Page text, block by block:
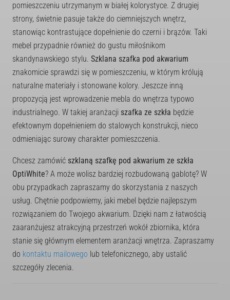
pomieszczeniu utrzymanym w białej kolorystyce. Z drugiej
strony, świetnie pasuje także do ciemniejszych wnętrz,
stanowiąc kontrastujące dopełnienie do czerni i brązów. Taki
mebel przypadnie również do gustu miłośnikom
skandynawskiego stylu. Szklana szafka pod akwarium
znakomicie sprawdzi się w pomieszczeniu, w którym królują
naturalne materiały i stonowane kolory. Jeszcze inną
propozycją jest wprowadzenie mebla do wnętrza typowo
industrialnego. W takiej aranżacji szafka ze szkła będzie
efektownym dopełnieniem do stalowych konstrukcji, nieco
odmieniając surowy charakter pomieszczenia.
Chcesz zamówić szklaną szafkę pod akwarium ze szkła
OptiWhite? A może wolisz bardziej rozbudowaną gablotę? W
obu przypadkach zapraszamy do skorzystania z naszych
usług. Chętnie podpowiemy, jaki mebel będzie najlepszym
rozwiązaniem do Twojego akwarium. Dzięki nam z łatwością
zaaranżujesz atrakcyjną przestrzeń wokół zbiornika, która
stanie się głównym elementem aranżacji wnętrza. Zapraszamy
do kontaktu mailowego lub telefonicznego, aby ustalić
szczegóły zlecenia.